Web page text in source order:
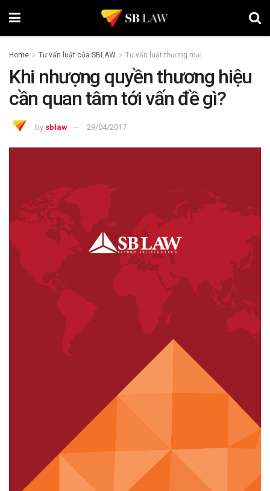
Home Tư vấn luật của SBLAW Tư vấn luật thương mại
Khi nhượng quyền thương hiệu
cần quan tâm tới vấn đề gì?
by sblaw 29/04/2017